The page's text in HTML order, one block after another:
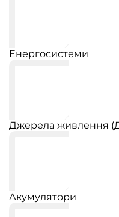
Енергосистеми
Джерела живлення
Акумулятори